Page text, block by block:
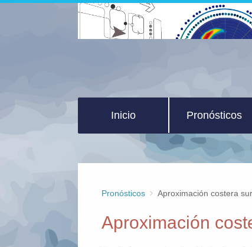
Inicio Pronósticos
Pronósticos Aproximación costera
Aproximación